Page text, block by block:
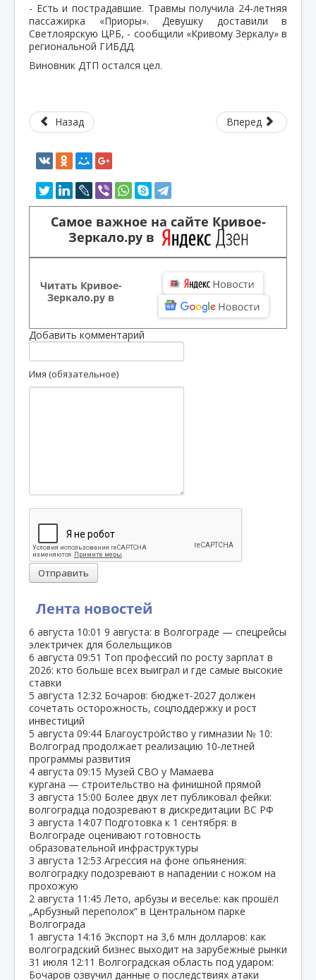
Лента новостей
6 августа 10:01 9 августа: в Волгограде — спецрейсы
электричек для болельщиков
6 августа 09:51 Топ профессий по росту зарплат в
2026: кто больше всех выиграл и где самые высокие
ставки
5 августа 12:32 Бочаров: бюджет‑2027 должен
сочетать осторожность, соцподдержку и рост
инвестиций
5 августа 09:44 Благоустройство у гимназии № 10:
Волгоград продолжает реализацию 10‑летней
программы развития
4 августа 09:15 Музей СВО у Мамаева
кургана — строительство на финишной прямой
3 августа 15:00 Более двух лет публиковал фейки:
волгоградца подозревают в дискредитации ВС РФ
3 августа 14:07 Подготовка к 1 сентября: в
Волгограде оценивают готовность
образовательной инфраструктуры
3 августа 12:53 Агрессия на фоне опьянения:
волгоградку подозревают в нападении с ножом на
прохожую
2 августа 11:45 Лето, арбузы и веселье: как прошёл
„Арбузный переполох“ в Центральном парке
Волгограда
1 августа 14:16 Экспорт на 3,6 млн долларов: как
волгоградский бизнес выходит на зарубежные рынки
31 июля 12:11 Волгоградская область под ударом:
Бочаров озвучил данные о последствиях атаки
- Есть и пострадавшие. Травмы получила 24-летняя
пассажирка «Приоры». Девушку доставили в
Светлоярскую ЦРБ, - сообщили «Кривому Зеркалу» в
региональной ГИБДД.
Виновник ДТП остался цел.
Назад Вперед
Самое важное на сайте Кривое-
Зеркало.ру в
Читать Кривое-
Зеркало.ру в
Добавить комментарий
Имя (обязательное)
Отправить